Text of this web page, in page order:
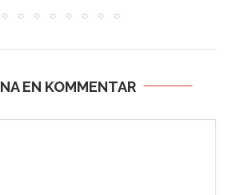
EN KOMMENTAR